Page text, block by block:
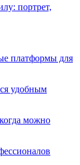
портрет,
платформы для
удобным
можно